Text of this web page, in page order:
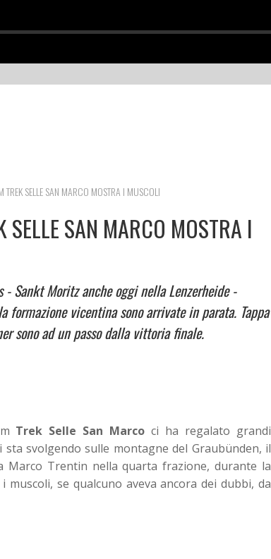
TREK SELLE SAN MARCO MOSTRA I MUSCOLI
SAN MARCO MOSTRA I
- Sankt Moritz anche oggi nella Lenzerheide -
vicentina sono arrivate in parata. Tappa
sono ad un passo dalla vittoria finale.
Trek Selle San Marco ci ha regalato grandi
sta svolgendo sulle montagne del Graubünden, il
Marco Trentin nella quarta frazione, durante la
se qualcuno aveva ancora dei dubbi, da